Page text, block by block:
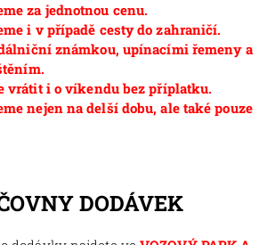
za jednotnou cenu.
i v případě cesty do zahraničí.
známkou, upínacími řemeny a
vrátit i o víkendu bez příplatku.
nejen na delší dobu, ale také pouze
DODÁVEK